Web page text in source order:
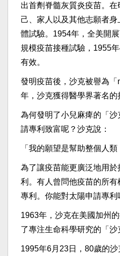
出首劑脊髓灰質炎疫苗。
己、家人以及其他志願者身
體試驗。1954年，全美開
規模疫苗接種試驗，1955
有效。
發明疫苗後，沙克被譽為
年，沙克獲得醫學界著名的
為何發明了小兒麻痺的「
請專利致富呢？沙克說：
「我的願望是幫助整個人
為了讓疫苗能更廣泛地用
利。有人曾問他疫苗的所
專利。你能對太陽申請專利
1963年，沙克在美國加州
了專注生命科學研究的「沙
1995年6月23日，80歲的沙